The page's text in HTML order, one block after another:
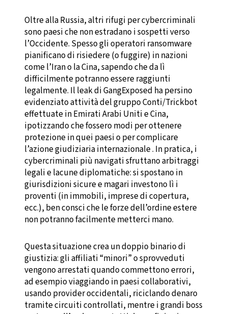
Oltre alla Russia, altri rifugi per cybercriminali
sono paesi che non estradano i sospetti verso
l’Occidente. Spesso gli operatori ransomware
pianificano di risiedere (o fuggire) in nazioni
come l’Iran o la Cina, sapendo che da lì
difficilmente potranno essere raggiunti
legalmente. Il leak di GangExposed ha persino
evidenziato attività del gruppo Conti/Trickbot
effettuate in Emirati Arabi Uniti e Cina,
ipotizzando che fossero modi per ottenere
protezione in quei paesi o per complicare
l’azione giudiziaria internazionale . In pratica, i
cybercriminali più navigati sfruttano arbitraggi
legali e lacune diplomatiche: si spostano in
giurisdizioni sicure e magari investono lì i
proventi (in immobili, imprese di copertura,
ecc.), ben consci che le forze dell’ordine estere
non potranno facilmente metterci mano.
Questa situazione crea un doppio binario di
giustizia: gli affiliati “minori” o sprovveduti
vengono arrestati quando commettono errori,
ad esempio viaggiando in paesi collaborativi,
usando provider occidentali, riciclando denaro
tramite circuiti controllati, mentre i grandi boss